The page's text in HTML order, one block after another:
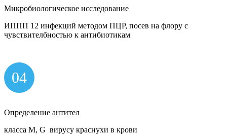
Микробиологическое исследование
ИППП 12 инфекций методом ПЦР, посев на флору с
чувствителбностью к антибиотикам
04
Определение антител
класса M, G вирусу краснухи в крови